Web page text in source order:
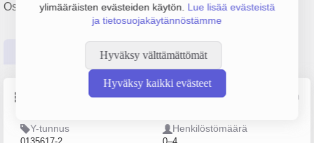
ylimääräisten evästeiden käytön. Lue lisää evästeistä
ja tietosuojakäytännöstämme
Hyväksy välttämättömät
Hyväksy kaikki evästeet
Osakeyhtiö (OY).
Tilinpäätösluvut Päättäjätiedot
Lähde: YTJ, PRH, Traficom
Y-tunnus Henkilöstömäärä